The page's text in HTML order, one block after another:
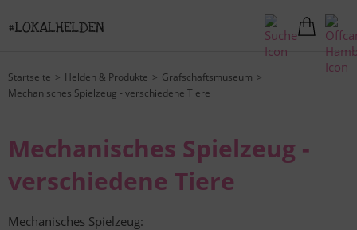
Startseite Helden & Produkte
Grafschaftsmuseum
Mechanisches Spielzeug - verschiedene Tiere
Mechanisches Spielzeug -
verschiedene Tiere
Mechanisches Spielzeug: